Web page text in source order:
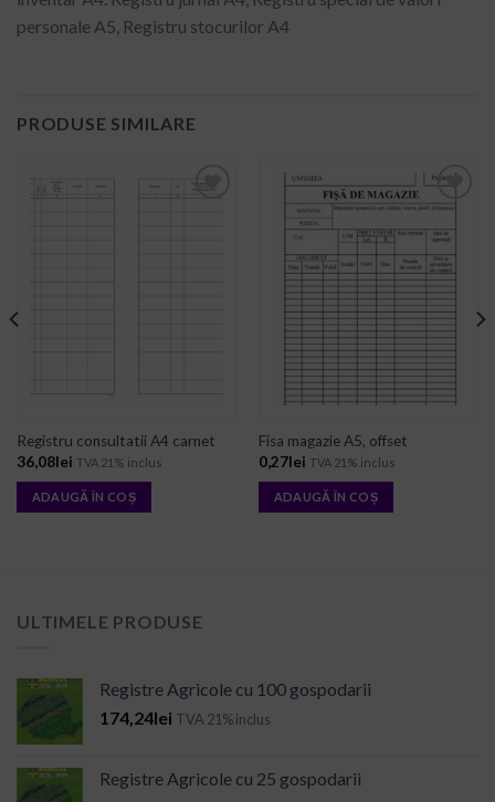
personale A5, Registru stocurilor A4
PRODUSE SIMILARE
Registru consultatii A4 carnet
36,08lei TVA 21% inclus
ADAUGĂ ÎN COȘ
ADD TO
WISHLIST
Fisa magazie A5, offset
0,27lei TVA 21% inclus
ADAUGĂ ÎN COȘ
ULTIMELE PRODUSE
Registre Agricole cu 100 gospodarii
174,24lei TVA 21% inclus
Registre Agricole cu 25 gospodarii